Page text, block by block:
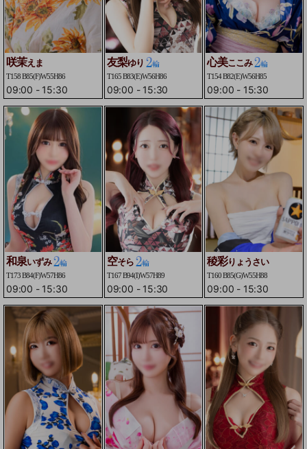
咲茉えま
T158 B85(F)W55H86
09:00 - 15:30
友梨ゆり
T165 B83(E)W56H86
09:00 - 15:30
心美ここみ
T154 B82(E)W56H85
09:00 - 15:30
和泉いずみ
T173 B84(F)W57H86
09:00 - 15:30
空そら
T167 B94(I)W57H89
09:00 - 15:30
稜彩りょうさい
T160 B85(G)W55H88
09:00 - 15:30